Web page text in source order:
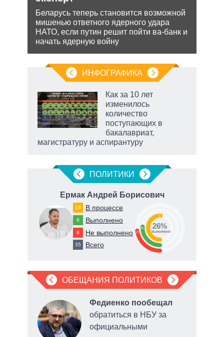
Беларусь теперь становится возможной
мишенью ответного ядерного удара
НАТО, если путин решит пойти ва-банк и
начать ядерную войну
ИНФОГРАФИКА
Как за 10 лет
изменилось
количество
поступающих в
бакалавриат,
магистратуру и аспирантуру
ПОЛИТИКИ
Ермак Андрей Борисович
18 В процессе
9 Выполнено
8 Не выполнено
35 Всего
23
26
51
26%
выполнено
ОБЕЩАНИЯ ПОЛИТИКОВ
Федиенко пообещал
обратиться в НБУ за
официальными